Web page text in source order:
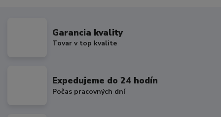
Garancia kvality
Tovar v top kvalite
Expedujeme do 24 hodín
Počas pracovných dní